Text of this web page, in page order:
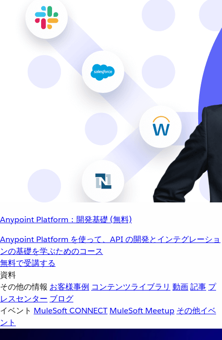
Anypoint Platform：開発基礎 (無料)
Anypoint Platform を使って、API の開発とインテグレーショ
ンの基礎を学ぶためのコース
無料で受講する
資料
その他の情報 お客様事例 コンテンツライブラリ 動画記事 プ
レスセンター ブログ
イベント MuleSoft CONNECT MuleSoft Meetup その他イベ
ント